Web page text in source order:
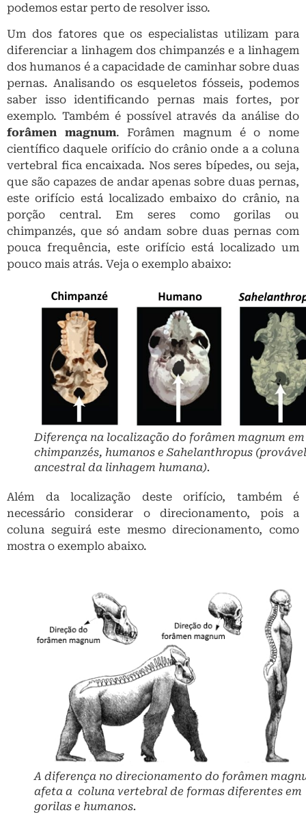
podemos estar perto de resolver isso.
Um dos fatores que os especialistas utilizam para
diferenciar a linhagem dos chimpanzés e a linhagem
dos humanos é a capacidade de caminhar sobre duas
pernas. Analisando os esqueletos fósseis, podemos
saber isso identificando pernas mais fortes, por
exemplo. Também é possível através da análise do
forâmen magnum. Forâmen magnum é o nome
científico daquele orifício do crânio onde a a coluna
vertebral fica encaixada. Nos seres bípedes, ou seja,
que são capazes de andar apenas sobre duas pernas,
este orifício está localizado embaixo do crânio, na
porção central. Em seres como gorilas ou
chimpanzés, que só andam sobre duas pernas com
pouca frequência, este orifício está localizado um
pouco mais atrás. Veja o exemplo abaixo:
Diferença na localização do forâmen magnum em
chimpanzés, humanos e Sahelanthropus (provável
ancestral da linhagem humana).
Além da localização deste orifício, também é
necessário considerar o direcionamento, pois a
coluna seguirá este mesmo direcionamento, como
mostra o exemplo abaixo.
A diferença no direcionamento do forâmen
afeta a coluna vertebral de formas diferentes em
gorilas e humanos.